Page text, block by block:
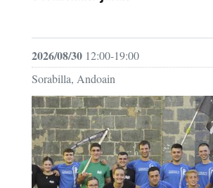
2026/08/30 12:00-19:00
Sorabilla, Andoain